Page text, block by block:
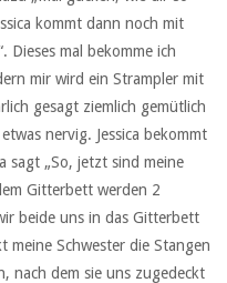
kommt dann noch mit
Dieses mal bekomme ich
mir wird ein Strampler mit
gesagt ziemlich gemütlich
nervig. Jessica bekommt
sagt „So, jetzt sind meine
Gitterbett werden 2
beide uns in das Gitterbett
meine Schwester die Stangen
nach dem sie uns zugedeckt